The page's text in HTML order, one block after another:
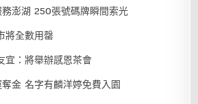
澎湖 250張號碼牌瞬間索光
將全數用罄
宜：將舉辦感恩茶會
金 名字有麟洋婷免費入園